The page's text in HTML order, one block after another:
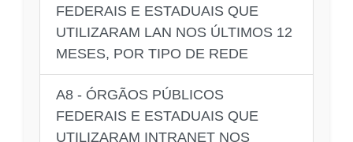
FEDERAIS E ESTADUAIS QUE
UTILIZARAM LAN NOS ÚLTIMOS 12
MESES, POR TIPO DE REDE
A8 - ÓRGÃOS PÚBLICOS
FEDERAIS E ESTADUAIS QUE
UTILIZARAM INTRANET NOS